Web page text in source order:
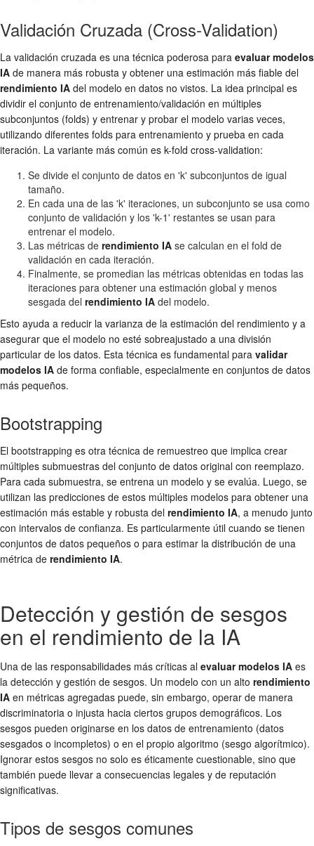
Validación Cruzada (Cross-Validation)
La validación cruzada es una técnica poderosa para evaluar modelos
IA de manera más robusta y obtener una estimación más fiable del
rendimiento IA del modelo en datos no vistos. La idea principal es
dividir el conjunto de entrenamiento/validación en múltiples
subconjuntos (folds) y entrenar y probar el modelo varias veces,
utilizando diferentes folds para entrenamiento y prueba en cada
iteración. La variante más común es k-fold cross-validation:
Se divide el conjunto de datos en 'k' subconjuntos de igual
tamaño.
En cada una de las 'k' iteraciones, un subconjunto se usa como
conjunto de validación y los 'k-1' restantes se usan para
entrenar el modelo.
Las métricas de rendimiento IA se calculan en el fold de
validación en cada iteración.
Finalmente, se promedian las métricas obtenidas en todas las
iteraciones para obtener una estimación global y menos
sesgada del rendimiento IA del modelo.
Esto ayuda a reducir la varianza de la estimación del rendimiento y a
asegurar que el modelo no esté sobreajustado a una división
particular de los datos. Esta técnica es fundamental para validar
modelos IA de forma confiable, especialmente en conjuntos de datos
más pequeños.
Bootstrapping
El bootstrapping es otra técnica de remuestreo que implica crear
múltiples submuestras del conjunto de datos original con reemplazo.
Para cada submuestra, se entrena un modelo y se evalúa. Luego, se
utilizan las predicciones de estos múltiples modelos para obtener una
estimación más estable y robusta del rendimiento IA, a menudo junto
con intervalos de confianza. Es particularmente útil cuando se tienen
conjuntos de datos pequeños o para estimar la distribución de una
métrica de rendimiento IA.
Detección y gestión de sesgos
en el rendimiento de la IA
Una de las responsabilidades más críticas al evaluar modelos IA es
la detección y gestión de sesgos. Un modelo con un alto rendimiento
IA en métricas agregadas puede, sin embargo, operar de manera
discriminatoria o injusta hacia ciertos grupos demográficos. Los
sesgos pueden originarse en los datos de entrenamiento (datos
sesgados o incompletos) o en el propio algoritmo (sesgo algorítmico).
Ignorar estos sesgos no solo es éticamente cuestionable, sino que
también puede llevar a consecuencias legales y de reputación
significativas.
Tipos de sesgos comunes